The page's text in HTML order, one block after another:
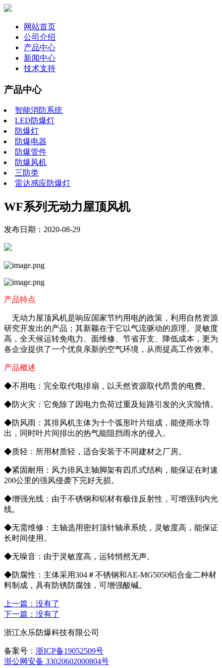
网站首页
公司介绍
产品中心
新闻中心
技术支持
产品中心
智能消防系统
LED防爆灯
防爆灯
防爆电器
防爆管件
防爆风机
三防类
雷达感应防爆灯
WF系列无动力屋顶风机
发布日期：2020-08-29
产品特点
无动力屋顶风机是响应国家节约用电的政策，利用自然资源
研究开发出的产品；其新颖在于它以气流驱动的原理。灵敏度
高，全天候运转免电力、面维修、节省开支、降低成本，更为
各企业提供了一个优良亲新的空气环境，从而提高工作效率。
产品概述
◆不用电：完全取代电排扇，以天然资源取代昂贵的电费。
◆防火灾：它免除了因电力负荷过重及短路引发的火灾险情。
◆防风雨：其排风机主体为十个弧形叶片组成，能使雨水导
出，同时叶片间排出的热气能阻挡雨水的侵入。
◆质轻：所用材质轻，适合安装于不同建材之厂房。
◆紧固耐用：风力排风主轴脚架有四爪式结构，能保证在时速
200公里的强风侵袭下完好无损。
◆增强光线：由于不锈钢和铝材有极佳反射性，可增强到内光
线。
◆无需维修：主轴选用密封顶针轴承系统，灵敏度高，能保证
长时间使用。
◆无噪音：由于灵敏度高，运转悄然无声。
◆防腐性：主体采用304＃不锈钢和AE-MG5050铝合金二种材
料制成，具有防锈防腐蚀，可增强酸碱。
上一篇： 没有了
下一篇： 没有了
浙江永乐防爆科技有限公司
备案号： 浙ICP备19052509号
浙公网安备 33020602000804号